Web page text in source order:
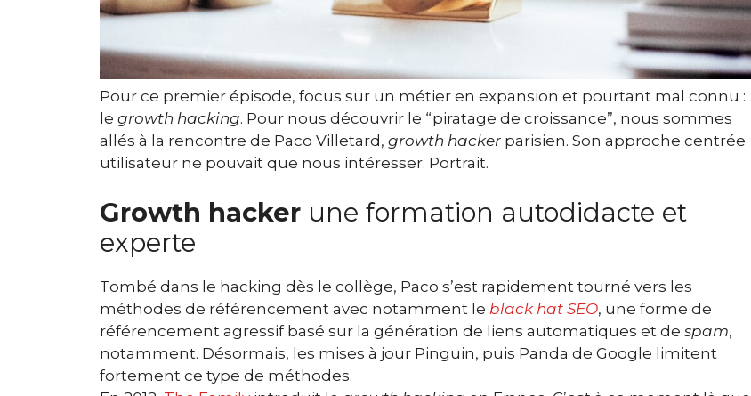
Pour ce premier épisode, focus sur un métier en expansion et pourtant mal connu :
le growth hacking. Pour nous découvrir le “piratage de croissance”, nous sommes
allés à la rencontre de Paco Villetard, growth hacker parisien. Son approche centrée
utilisateur ne pouvait que nous intéresser. Portrait.
Growth hacker une formation autodidacte et
experte
Tombé dans le hacking dès le collège, Paco s’est rapidement tourné vers les
méthodes de référencement avec notamment le black hat SEO, une forme de
référencement agressif basé sur la génération de liens automatiques et de spam,
notamment. Désormais, les mises à jour Pinguin, puis Panda de Google limitent
fortement ce type de méthodes.